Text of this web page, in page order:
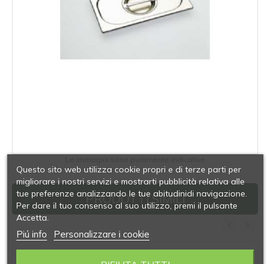
PRODOTTI SIMILI
Questo sito web utilizza cookie propri e di terze parti per
migliorare i nostri servizi e mostrarti pubblicità relativa alle
tue preferenze analizzando le tue abitudinidi navigazione.
Per dare il tuo consenso al suo utilizzo, premi il pulsante
Accetta.
Piú info Personalizzare i cookie